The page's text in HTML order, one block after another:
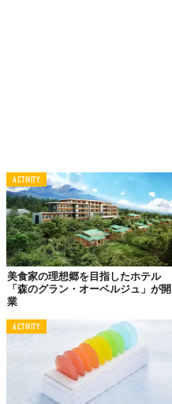
ACTIVITY
美食家の理想郷を目指したホテル
「森のグラン・オーベルジュ」が開
業
ACTIVITY